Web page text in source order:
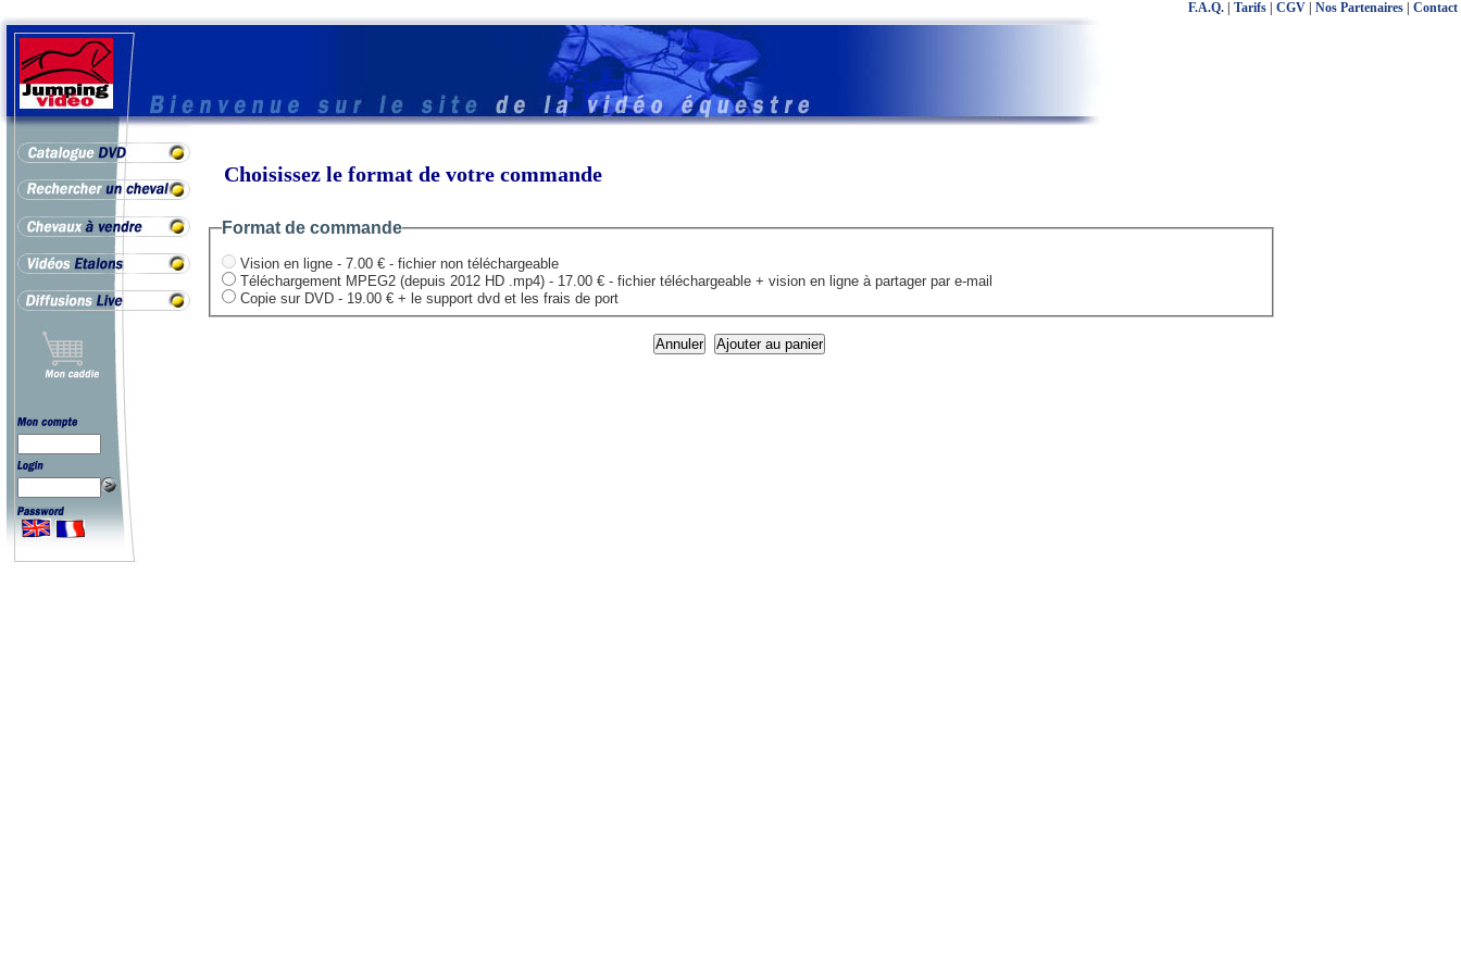
F.A.Q. Tarifs CGV Nos Partenaires Contact
Choisissez le format de votre commande
Format de commande
Vision en ligne - 7.00 € - fichier non téléchargeable
Téléchargement MPEG2 (depuis 2012 HD .mp4) - 17.00 € - fichier téléchargeable + vision en ligne à partager par e-mail
Copie sur DVD - 19.00 € + le support dvd et les frais de port